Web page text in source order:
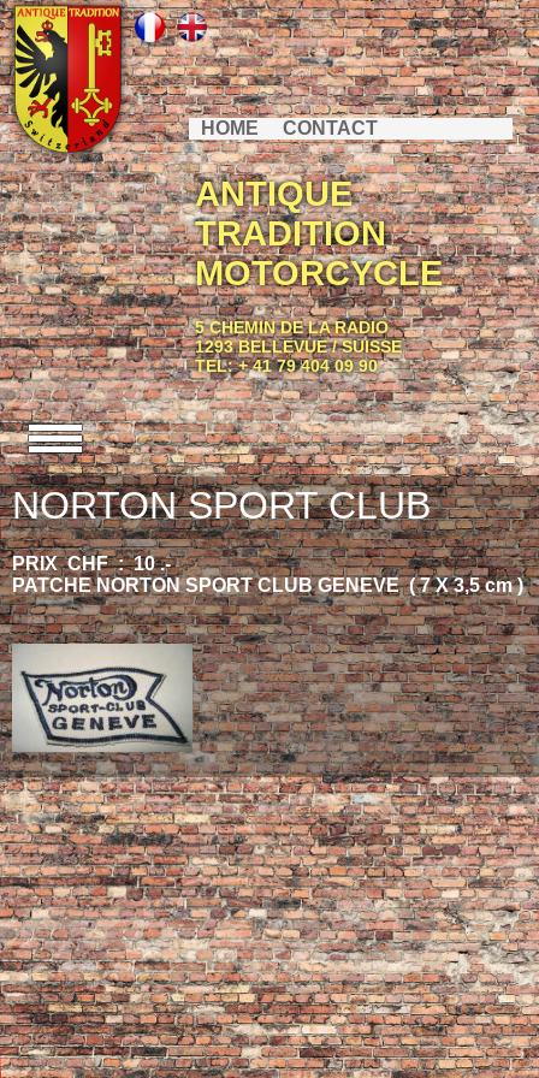
HOME CONTACT
ANTIQUE
TRADITION
MOTORCYCLE
5 CHEMIN DE LA RADIO
1293 BELLEVUE / SUISSE
TEL: + 41 79 404 09 90
NORTON SPORT CLUB
PRIX CHF : 10 .-
PATCHE NORTON SPORT CLUB GENEVE ( 7 X 3,5 cm )